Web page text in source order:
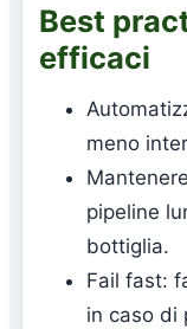
Best
efficaci
meno
pipeline
bottiglia.
Fail fast:
in caso di